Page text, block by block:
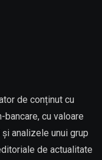
de conținut cu
cu valoare
analizele unui grup
de actualitate